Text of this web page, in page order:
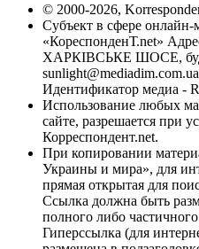
© 2000-2026,
Субъект в сфере
«КореспонденТ.net»
ХАРКІВСЬКЕ ШОСЕ,
sunlight@mediadim.com.ua
Идентификатор медиа -
Использование любых
сайте, разрешается при
Корреспондент.net.
При копировании
Украины и мира», для
прямая открытая для
Ссылка должна быть
полного либо
Гиперссылка (для